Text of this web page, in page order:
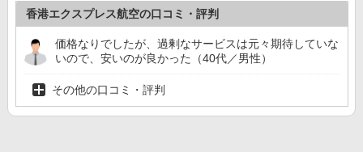
香港エクスプレス航空の口コミ・評判
価格なりでしたが、過剰なサービスは元々期待していな
いので、安いのが良かった（40代／男性）
その他の口コミ・評判